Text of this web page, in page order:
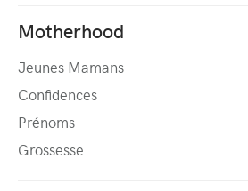
Motherhood
Jeunes Mamans
Confidences
Prénoms
Grossesse